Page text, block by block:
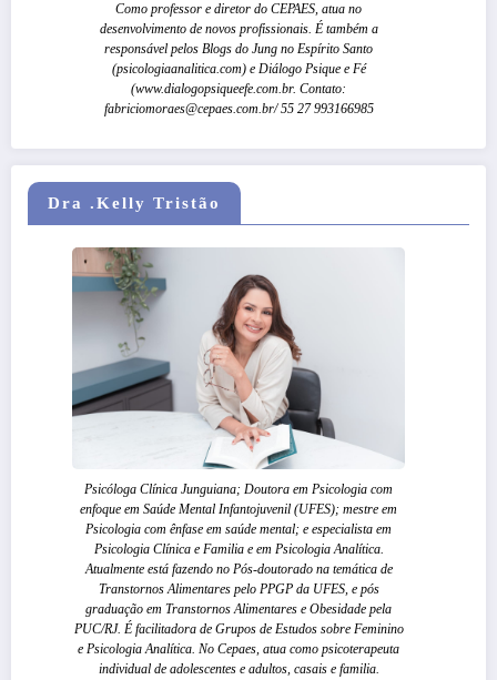
Como professor e diretor do CEPAES, atua no
desenvolvimento de novos profissionais. É também a
responsável pelos Blogs do Jung no Espírito Santo
(psicologiaanalitica.com) e Diálogo Psique e Fé
(www.dialogopsiqueefe.com.br. Contato:
fabriciomoraes@cepaes.com.br/ 55 27 993166985
Dra .Kelly Tristão
Psicóloga Clínica Junguiana; Doutora em Psicologia com
enfoque em Saúde Mental Infantojuvenil (UFES); mestre em
Psicologia com ênfase em saúde mental; e especialista em
Psicologia Clínica e Familia e em Psicologia Analítica.
Atualmente está fazendo no Pós-doutorado na temática de
Transtornos Alimentares pelo PPGP da UFES, e pós
graduação em Transtornos Alimentares e Obesidade pela
PUC/RJ. É facilitadora de Grupos de Estudos sobre Feminino
e Psicologia Analítica. No Cepaes, atua como psicoterapeuta
individual de adolescentes e adultos, casais e familia.